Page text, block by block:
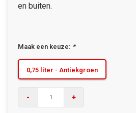
en buiten.
Maak een keuze: *
0,75 liter - Antiekgroen
- +